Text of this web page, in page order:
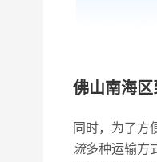
佛山南海
同时，为了方
流多种运输方